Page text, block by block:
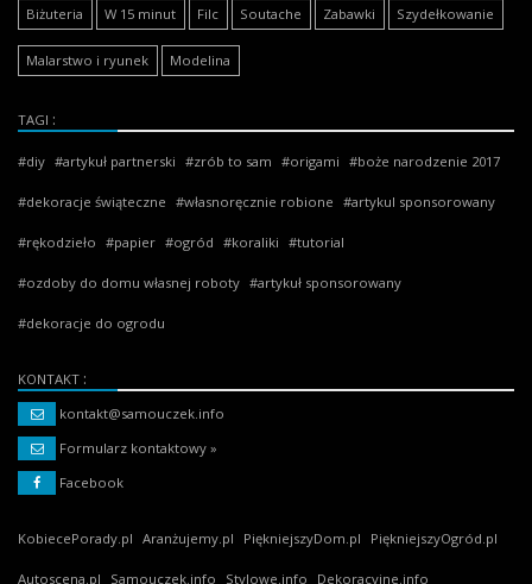
Biżuteria W 15 minut Filc Soutache Zabawki Szydełkowanie
Malarstwo i ryunek Modelina
TAGI
diy artykuł partnerski zrób to sam origami boże narodzenie 2017
dekoracje świąteczne własnoręcznie robione artykul sponsorowany
rękodzieło papier ogród koraliki tutorial
ozdoby do domu własnej roboty artykuł sponsorowany
dekoracje do ogrodu
KONTAKT
kontakt@samouczek.info
Formularz kontaktowy »
Facebook
KobiecePorady.pl Aranżujemy.pl PiękniejszyDom.pl PiękniejszyOgród.pl
Autoscena.pl Samouczek.info Stylowe.info Dekoracyjne.info